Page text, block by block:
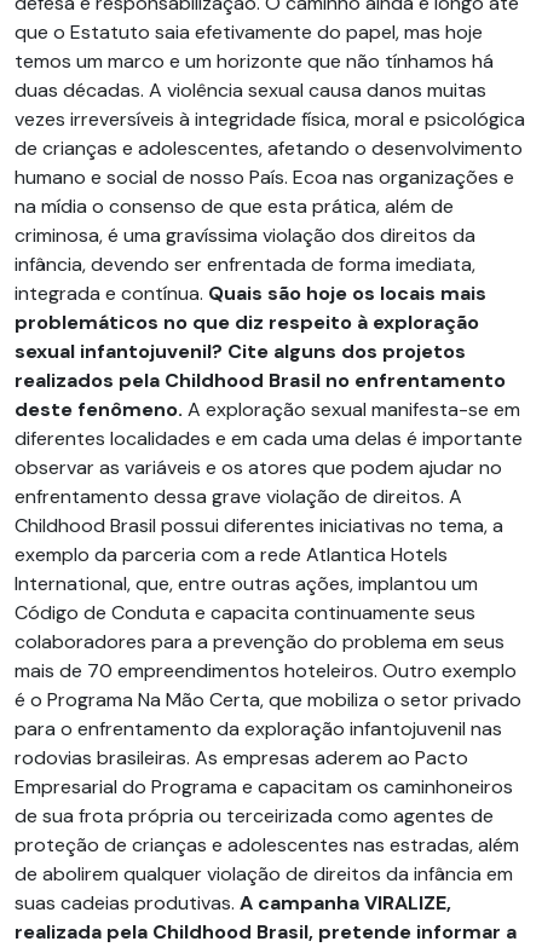
que o Estatuto saia efetivamente do papel, mas hoje
temos um marco e um horizonte que não tínhamos há
duas décadas. A violência sexual causa danos muitas
vezes irreversíveis à integridade física, moral e psicológica
de crianças e adolescentes, afetando o desenvolvimento
humano e social de nosso País. Ecoa nas organizações e
na mídia o consenso de que esta prática, além de
criminosa, é uma gravíssima violação dos direitos da
infância, devendo ser enfrentada de forma imediata,
integrada e contínua. Quais são hoje os locais mais
problemáticos no que diz respeito à exploração
sexual infantojuvenil? Cite alguns dos projetos
realizados pela Childhood Brasil no enfrentamento
deste fenômeno. A exploração sexual manifesta-se em
diferentes localidades e em cada uma delas é importante
observar as variáveis e os atores que podem ajudar no
enfrentamento dessa grave violação de direitos. A
Childhood Brasil possui diferentes iniciativas no tema, a
exemplo da parceria com a rede Atlantica Hotels
International, que, entre outras ações, implantou um
Código de Conduta e capacita continuamente seus
colaboradores para a prevenção do problema em seus
mais de 70 empreendimentos hoteleiros. Outro exemplo
é o Programa Na Mão Certa, que mobiliza o setor privado
para o enfrentamento da exploração infantojuvenil nas
rodovias brasileiras. As empresas aderem ao Pacto
Empresarial do Programa e capacitam os caminhoneiros
de sua frota própria ou terceirizada como agentes de
proteção de crianças e adolescentes nas estradas, além
de abolirem qualquer violação de direitos da infância em
suas cadeias produtivas. A campanha VIRALIZE,
realizada pela Childhood Brasil, pretende informar a